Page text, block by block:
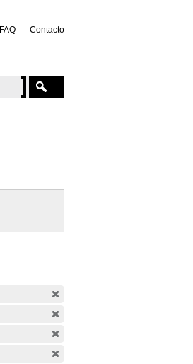
FAQ Contacto